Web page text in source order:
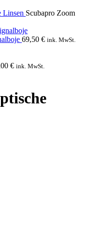
Linsen Scubapro Zoom
69,50 € ink. MwSt.
€ ink. MwSt.